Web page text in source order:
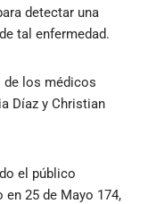
detectar una
tal enfermedad.
de los médicos
Díaz y Christian
el público
25 de Mayo 174,